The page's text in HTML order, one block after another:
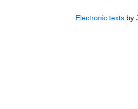
Electronic.texts by